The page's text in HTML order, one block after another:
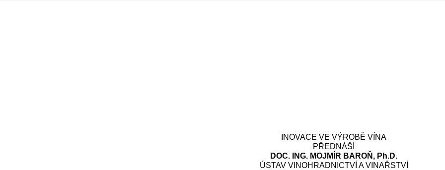
INOVACE VE VÝROBĚ VÍNA
PŘEDNÁŠÍ
DOC. ING. MOJMÍR BAROŇ, Ph.D.
ÚSTAV VINOHRADNICTVÍ A VINAŘSTVÍ